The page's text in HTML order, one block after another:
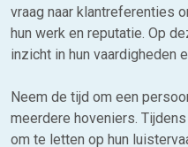
vraag naar klantreferenties
hun werk en reputatie. Op
inzicht in hun vaardigheden
Neem de tijd om een
meerdere hoveniers.
om te letten op hun